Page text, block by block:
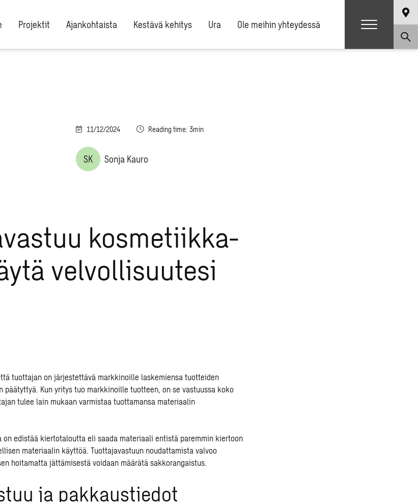
Projektit Ajankohtaista Kestävä kehitys Ura Ole meihin yhteydessä
11/12/2024 Reading time: 3min
SK Sonja Kauro
kosmetiikka-
velvollisuutesi
tuottajan on järjestettävä markkinoille laskemiensa tuotteiden
Kun yritys tuo markkinoille tuotteen, on se vastuussa koko
tulee lain mukaan varmistaa tuottamansa materiaalin
on edistää kiertotaloutta eli saada materiaali entistä paremmin kiertoon
materiaalin käyttöä. Tuottajavastuun noudattamista valvoo
hoitamatta jättämisestä voidaan määrätä sakkorangaistus.
ja pakkaustiedot